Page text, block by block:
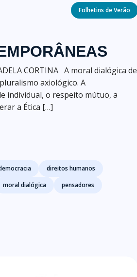
Categories
Folhetins de Verão
CORTINA A moral dialógica de
axiológico. A
individual, o respeito mútuo, a
a Ética […]
direitos humanos
moral dialógica pensadores